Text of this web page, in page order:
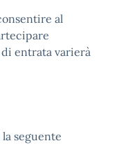
al
di entrata varierà
seguente